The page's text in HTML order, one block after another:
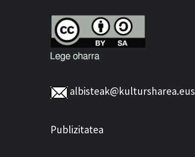
albisteak@kultursharea.eus
Publizitatea